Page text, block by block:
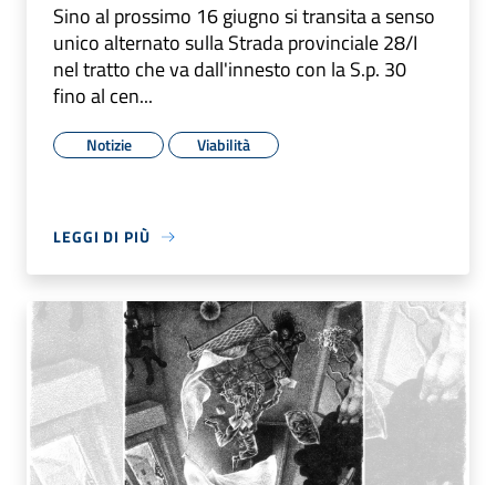
Sino al prossimo 16 giugno si transita a senso
unico alternato sulla Strada provinciale 28/I
nel tratto che va dall'innesto con la S.p. 30
fino al cen...
Notizie Viabilità
LEGGI DI PIÙ